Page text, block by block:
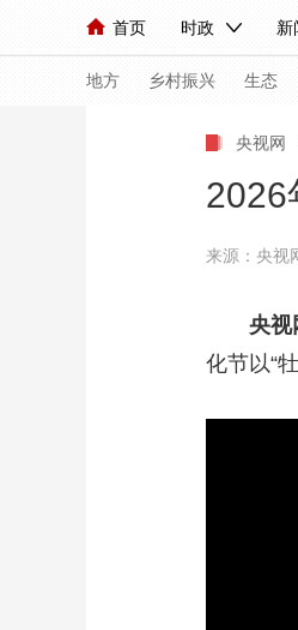
首页 时政 新
人民领袖习近平 联播+
直播 栏目大全
海外频道 iPanda
地方 乡村振兴 生态
小央视频
前线 比
央视网
2026
来源：央
央视
化节以“